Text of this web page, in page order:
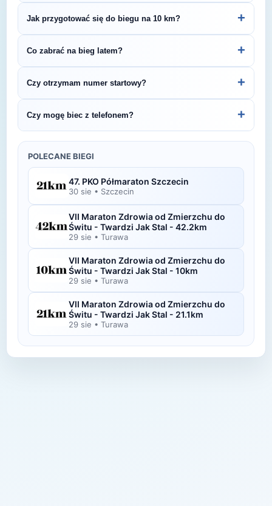
organizatorem.
— szczegóły znajdziesz w opisie biegu lub na
stronie organizatora.
Jak przygotować się do biegu na 10 km? +
bezpiecznie przygotować się do startu. Zaplanuj
3–4 treningi tygodniowo i zadbaj o co najmniej
jeden dzień regeneracji.
Co zabrać na bieg latem? +
oddychającą odzież, czapkę z daszkiem lub
okulary przeciwsłoneczne oraz bidon. Nie
zapomnij o kremie z filtrem UV.
Czy otrzymam numer startowy? +
dniu zawodów podczas odbioru pakietu lub
wcześniej, zgodnie z instrukcją organizatora.
Czy mogę biec z telefonem? +
z opaski na ramię, pasa biegowego lub kieszeni w
odzieży sportowej.
POLECANE BIEGI
47. PKO Półmaraton Szczecin
30 sie • Szczecin
VII Maraton Zdrowia od Zmierzchu do
Świtu - Twardzi Jak Stal - 42.2km
29 sie • Turawa
VII Maraton Zdrowia od Zmierzchu do
Świtu - Twardzi Jak Stal - 10km
29 sie • Turawa
VII Maraton Zdrowia od Zmierzchu do
Świtu - Twardzi Jak Stal - 21.1km
29 sie • Turawa